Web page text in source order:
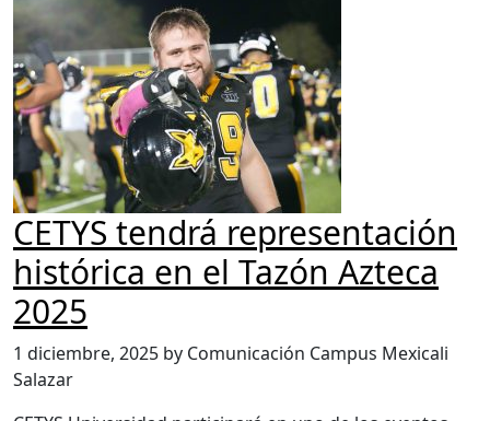
CETYS tendrá representación
histórica en el Tazón Azteca
2025
1 diciembre, 2025 by Comunicación Campus Mexicali
Salazar